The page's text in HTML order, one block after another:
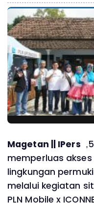
Magetan || IPers
memperluas
lingkungan
melalui kegiatan
PLN Mobile x